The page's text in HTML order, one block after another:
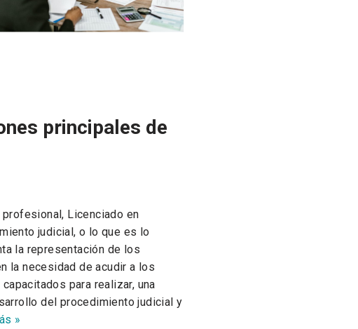
principales de
Licenciado en
judicial, o lo que es lo
la representación de los
la necesidad de acudir a los
para realizar, una
del procedimiento judicial y
»